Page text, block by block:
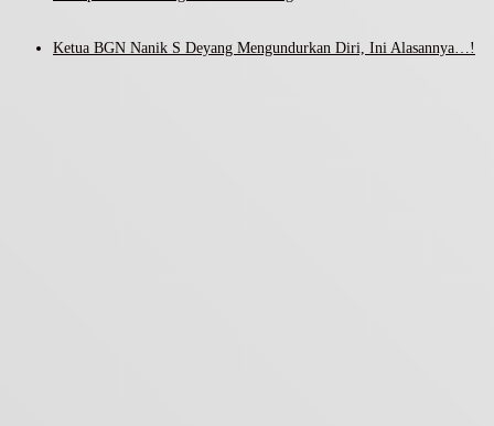
Ketua BGN Nanik S Deyang Mengundurkan Diri, Ini Alasannya…!